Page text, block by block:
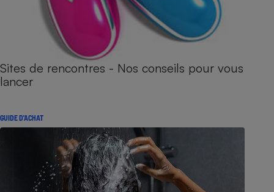
Sites de rencontres - Nos conseils pour vous
lancer
GUIDE D'ACHAT